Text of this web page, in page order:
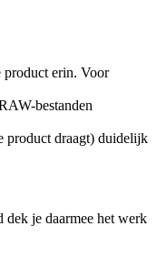
product erin. Voor
bestanden
product draagt) duidelijk
dek je daarmee het werk